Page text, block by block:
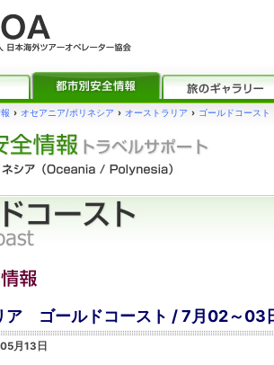
› オセアニア/ポリネシア › オーストラリア › ゴールドコースト
ア ゴールドコースト / 7月02～03
月13日